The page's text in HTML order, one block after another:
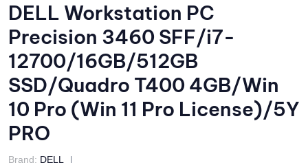
DELL Workstation PC
Precision 3460 SFF/i7-
12700/16GB/512GB
SSD/Quadro T400 4GB/Win
10 Pro (Win 11 Pro License)/5Y
PRO
Brand: DELL